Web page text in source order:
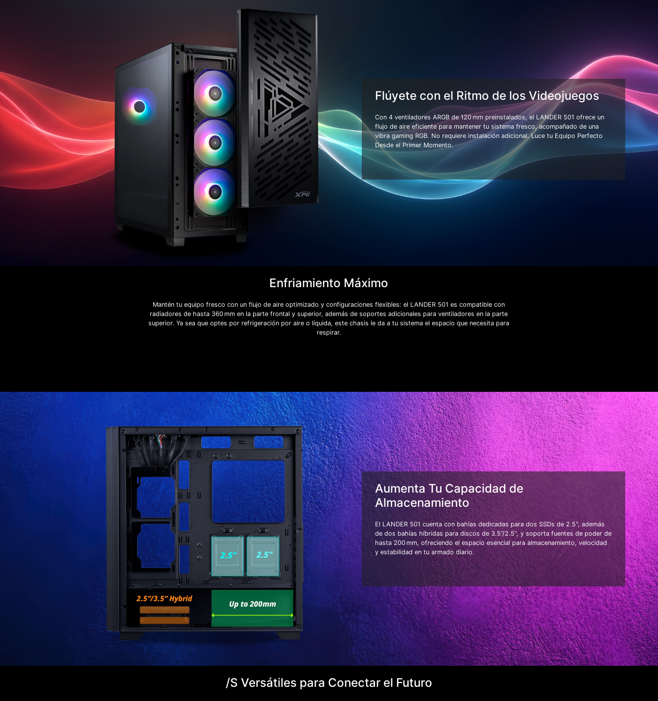
Flúyete con el Ritmo de los Videojuegos
Con 4 ventiladores ARGB de 120 mm preinstalados, el LANDER 501 ofrece un
flujo de aire eficiente para mantener tu sistema fresco, acompañado de una
vibra gaming RGB. No requiere instalación adicional. Luce tu Equipo Perfecto
Desde el Primer Momento.
Enfriamiento Máximo
Mantén tu equipo fresco con un flujo de aire optimizado y configuraciones flexibles: el LANDER 501 es compatible con
radiadores de hasta 360 mm en la parte frontal y superior, además de soportes adicionales para ventiladores en la parte
superior. Ya sea que optes por refrigeración por aire o líquida, este chasis le da a tu sistema el espacio que necesita para
respirar.
Aumenta Tu Capacidad de
Almacenamiento
El LANDER 501 cuenta con bahías dedicadas para dos SSDs de 2.5", además
de dos bahías híbridas para discos de 3.5”/2.5”, y soporta fuentes de poder de
hasta 200 mm, ofreciendo el espacio esencial para almacenamiento, velocidad
y estabilidad en tu armado diario.
/S Versátiles para Conectar el Futuro